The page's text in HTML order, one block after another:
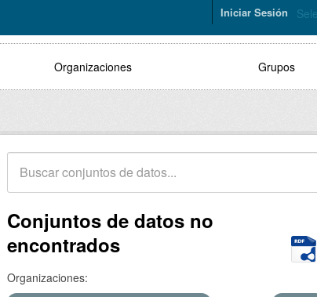
Iniciar Sesión
Organizaciones Grupos
Conjuntos de datos no
encontrados
Organizaciones: